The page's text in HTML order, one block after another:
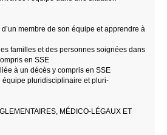
membre de son équipe et apprendre à
familles et des personnes soignées dans
en SSE
à un décès y compris en SSE
pluridisciplinaire et pluri-
MÉDICO-LÉGAUX ET